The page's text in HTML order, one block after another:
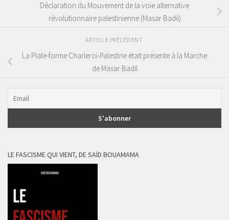
Déclaration du Mouvement de la voie alternative
révolutionnaire palestinienne (Masar Badil)
ARTICLE PRÉCÉDENT
La Plate-forme Charleroi-Palestine était présente à la Marche
de Masar Badil
LE FASCISME QUI VIENT, DE SAÏD BOUAMAMA